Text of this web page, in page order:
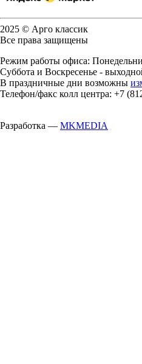
2025 © Арго классик
Все права защищены
Режим работы офиса:
Суббота и Воскресенье -
В праздничные дни возможны
Телефон/факс колл центра: +7
Разработка — MKMEDIA